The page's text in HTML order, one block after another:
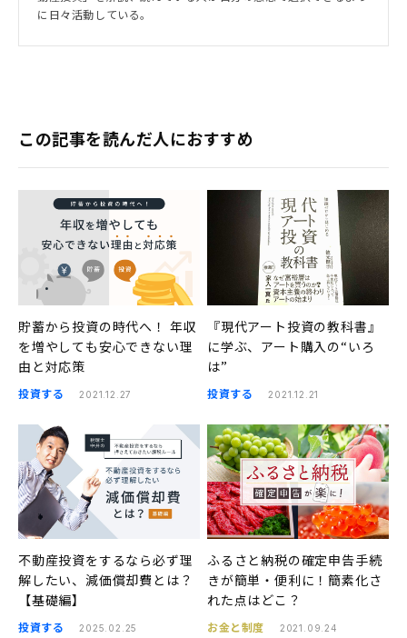
に日々活動している。
この記事を読んだ人におすすめ
貯蓄から投資の時代へ！ 年収
を増やしても安心できない理
由と対応策
投資する 2021.12.27
『現代アート投資の教科書』
に学ぶ、アート購入の“いろ
は”
投資する 2021.12.21
不動産投資をするなら必ず理
解したい、減価償却費とは？
【基礎編】
投資する 2025.02.25
ふるさと納税の確定申告手続
きが簡単・便利に！簡素化さ
れた点はどこ？
お金と制度 2021.09.24